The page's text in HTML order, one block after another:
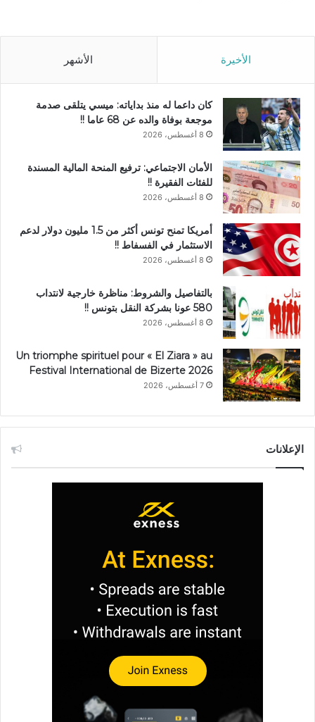
الأخيرة الأشهر
كان داعما له منذ بداياته: ميسي يتلقى صدمة
موجعة بوفاة والده عن 68 عاما !!
8 أغسطس، 2026
الأمان الاجتماعي: ترفيع المنحة المالية المسندة
للفئات الفقيرة !!
8 أغسطس، 2026
أمريكا تمنح تونس أكثر من 1.5 مليون دولار لدعم
الاستثمار في الفسفاط !!
8 أغسطس، 2026
بالتفاصيل والشروط: مناظرة خارجية لانتداب
580 عونا بشركة النقل بتونس !!
8 أغسطس، 2026
Un triomphe spirituel pour « El Ziara » au
Festival International de Bizerte 2026
7 أغسطس، 2026
الإعلانات